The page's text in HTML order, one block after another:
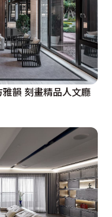
韻 刻畫精品人文廳